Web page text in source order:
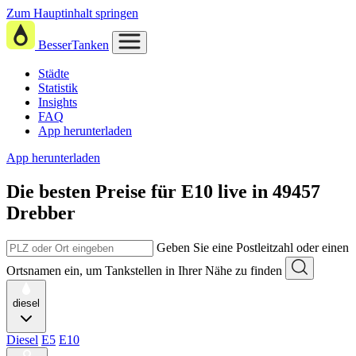
Zum Hauptinhalt springen
BesserTanken
Städte
Statistik
Insights
FAQ
App herunterladen
App herunterladen
Die besten Preise für E10 live in 49457
Drebber
Geben Sie eine Postleitzahl oder einen
Ortsnamen ein, um Tankstellen in Ihrer Nähe zu finden
diesel
Diesel E5 E10